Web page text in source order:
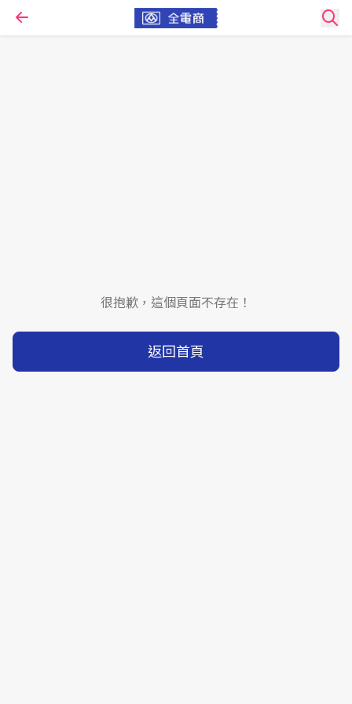
很抱歉，這個頁面不存在！
返回首頁